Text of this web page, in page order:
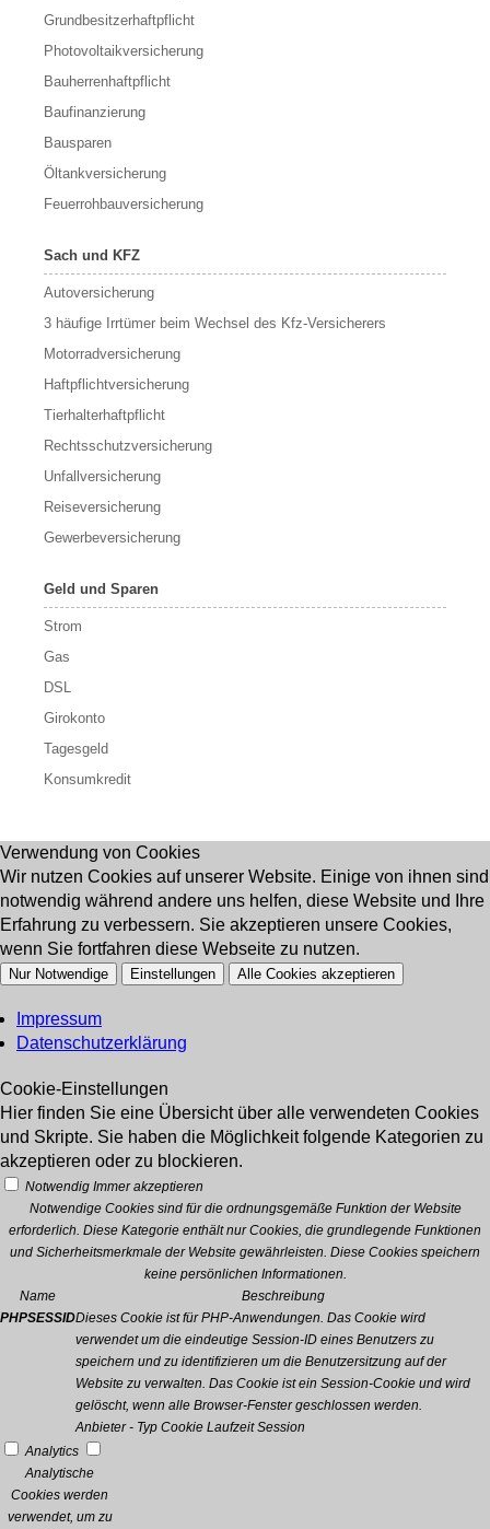
Grundbesitzerhaftpflicht
Photovoltaikversicherung
Bauherrenhaftpflicht
Baufinanzierung
Bausparen
Öltankversicherung
Feuerrohbauversicherung
Sach und KFZ
Autoversicherung
3 häufige Irrtümer beim Wechsel des Kfz-Versicherers
Motorradversicherung
Haftpflichtversicherung
Tierhalterhaftpflicht
Rechtsschutzversicherung
Unfallversicherung
Reiseversicherung
Gewerbeversicherung
Geld und Sparen
Strom
Gas
DSL
Girokonto
Tagesgeld
Konsumkredit
Verwendung von Cookies
Wir nutzen Cookies auf unserer Website. Einige von ihnen sind
notwendig während andere uns helfen, diese Website und Ihre
Erfahrung zu verbessern. Sie akzeptieren unsere Cookies,
wenn Sie fortfahren diese Webseite zu nutzen.
Nur Notwendige Einstellungen Alle Cookies akzeptieren
Impressum
Datenschutzerklärung
Cookie-Einstellungen
Hier finden Sie eine Übersicht über alle verwendeten Cookies
und Skripte. Sie haben die Möglichkeit folgende Kategorien zu
akzeptieren oder zu blockieren.
Notwendig Immer akzeptieren
Notwendige Cookies sind für die ordnungsgemäße Funktion der Website
erforderlich. Diese Kategorie enthält nur Cookies, die grundlegende Funktionen
und Sicherheitsmerkmale der Website gewährleisten. Diese Cookies speichern
keine persönlichen Informationen.
Name
Beschreibung
PHPSESSIDDieses Cookie ist für PHP-Anwendungen. Das Cookie wird
verwendet um die eindeutige Session-ID eines Benutzers zu
speichern und zu identifizieren um die Benutzersitzung auf der
Website zu verwalten. Das Cookie ist ein Session-Cookie und wird
gelöscht, wenn alle Browser-Fenster geschlossen werden.
Anbieter - Typ Cookie Laufzeit Session
Analytics
Analytische
Cookies werden
verwendet, um zu